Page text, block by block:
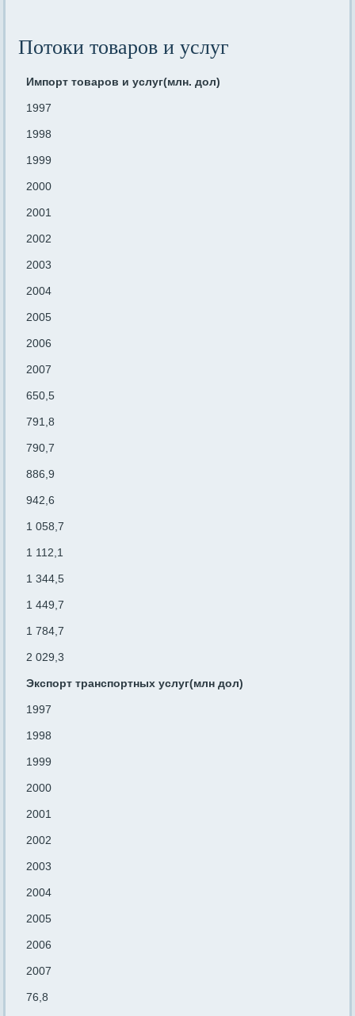
Потоки товаров и услуг
Импорт товаров и услуг(млн. дол)
1997
1998
1999
2000
2001
2002
2003
2004
2005
2006
2007
650,5
791,8
790,7
886,9
942,6
1 058,7
1 112,1
1 344,5
1 449,7
1 784,7
2 029,3
Экспорт транспортных услуг(млн дол)
1997
1998
1999
2000
2001
2002
2003
2004
2005
2006
2007
76,8